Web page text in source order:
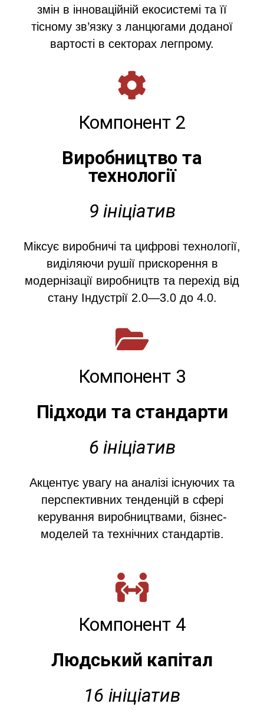
Type and hit enter
змін в інноваційній екосистемі та її
тісному зв’язку з ланцюгами доданої
вартості в секторах легпрому.
Компонент 2
Виробництво та
технології
9 ініціатив
Міксує виробничі та цифрові технології,
виділяючи рушії прискорення в
модернізації виробництв та перехід від
стану Індустрії 2.0—3.0 до 4.0.
Компонент 3
Підходи та стандарти
6 ініціатив
Акцентує увагу на аналізі існуючих та
перспективних тенденцій в сфері
керування виробництвами, бізнес-
моделей та технічних стандартів.
Компонент 4
Людський капітал
16 ініціатив